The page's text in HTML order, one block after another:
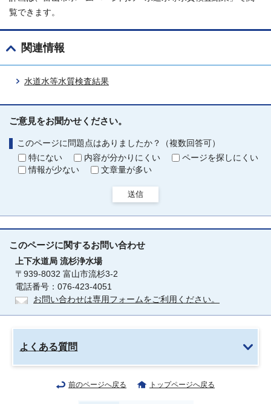
覧できます。
関連情報
水道水等水質検査結果
ご意見をお聞かせください。
このページに問題点はありましたか？（複数回答可）
特にない
内容が分かりにくい
ページを探しにくい
情報が少ない
文章量が多い
送信
このページに関するお問い合わせ
上下水道局 流杉浄水場
〒939-8032 富山市流杉3-2
電話番号：076-423-4051
お問い合わせは専用フォームをご利用ください。
よくある質問
前のページへ戻る トップページへ戻る